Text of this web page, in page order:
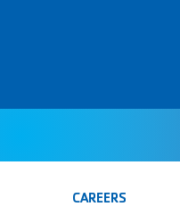
CAREERS